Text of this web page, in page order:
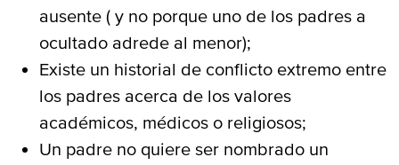
ausente ( y no porque uno de los padres a
ocultado adrede al menor);
Existe un historial de conflicto extremo entre
los padres acerca de los valores
académicos, médicos o religiosos;
Un padre no quiere ser nombrado un